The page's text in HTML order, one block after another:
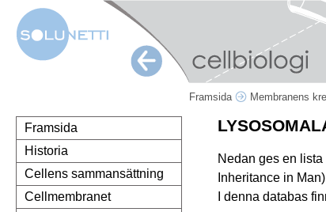
Framsida Membranens
Framsida
Historia
Cellens sammansättning
Cellmembranet
Nedan ges en
Inheritance in
I denna databas